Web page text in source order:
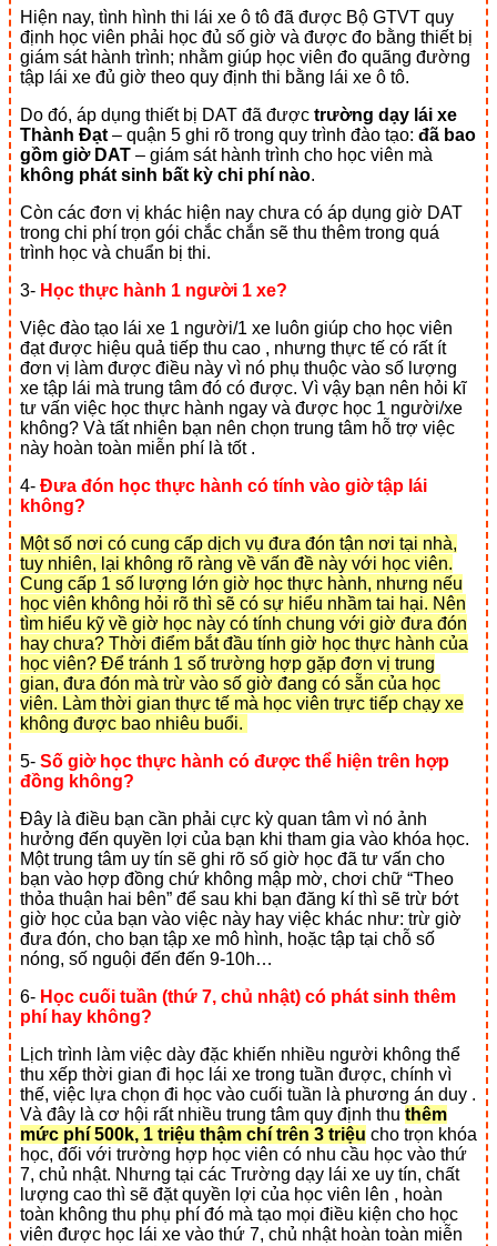
Hiện nay, tình hình thi lái xe ô tô đã được Bộ GTVT quy
định học viên phải học đủ số giờ và được đo bằng thiết bị
giám sát hành trình; nhằm giúp học viên đo quãng đường
tập lái xe đủ giờ theo quy định thi bằng lái xe ô tô.
Do đó, áp dụng thiết bị DAT đã được trường dạy lái xe
Thành Đạt – quận 5 ghi rõ trong quy trình đào tạo: đã bao
gồm giờ DAT – giám sát hành trình cho học viên mà
không phát sinh bất kỳ chi phí nào.
Còn các đơn vị khác hiện nay chưa có áp dụng giờ DAT
trong chi phí trọn gói chắc chắn sẽ thu thêm trong quá
trình học và chuẩn bị thi.
3- Học thực hành 1 người 1 xe?
Việc đào tạo lái xe 1 người/1 xe luôn giúp cho học viên
đạt được hiệu quả tiếp thu cao , nhưng thực tế có rất ít
đơn vị làm được điều này vì nó phụ thuộc vào số lượng
xe tập lái mà trung tâm đó có được. Vì vậy bạn nên hỏi kĩ
tư vấn việc học thực hành ngay và được học 1 người/xe
không? Và tất nhiên bạn nên chọn trung tâm hỗ trợ việc
này hoàn toàn miễn phí là tốt .
4- Đưa đón học thực hành có tính vào giờ tập lái
không?
Một số nơi có cung cấp dịch vụ đưa đón tận nơi tại nhà,
tuy nhiên, lại không rõ ràng về vấn đề này với học viên.
Cung cấp 1 số lượng lớn giờ học thực hành, nhưng nếu
học viên không hỏi rõ thì sẽ có sự hiểu nhầm tai hại. Nên
tìm hiểu kỹ về giờ học này có tính chung với giờ đưa đón
hay chưa? Thời điểm bắt đầu tính giờ học thực hành của
học viên? Để tránh 1 số trường hợp gặp đơn vị trung
gian, đưa đón mà trừ vào số giờ đang có sẵn của học
viên. Làm thời gian thực tế mà học viên trực tiếp chạy xe
không được bao nhiêu buổi.
5- Số giờ học thực hành có được thể hiện trên hợp
đồng không?
Đây là điều bạn cần phải cực kỳ quan tâm vì nó ảnh
hưởng đến quyền lợi của bạn khi tham gia vào khóa học.
Một trung tâm uy tín sẽ ghi rõ số giờ học đã tư vấn cho
bạn vào hợp đồng chứ không mập mờ, chơi chữ “Theo
thỏa thuận hai bên” để sau khi bạn đăng kí thì sẽ trừ bớt
giờ học của bạn vào việc này hay việc khác như: trừ giờ
đưa đón, cho bạn tập xe mô hình, hoặc tập tại chỗ số
nóng, số nguội đến đến 9-10h…
6- Học cuối tuần (thứ 7, chủ nhật) có phát sinh thêm
phí hay không?
Lịch trình làm việc dày đặc khiến nhiều người không thể
thu xếp thời gian đi học lái xe trong tuần được, chính vì
thế, việc lựa chọn đi học vào cuối tuần là phương án duy .
Và đây là cơ hội rất nhiều trung tâm quy định thu thêm
mức phí 500k, 1 triệu thậm chí trên 3 triệu cho trọn khóa
học, đối với trường hợp học viên có nhu cầu học vào thứ
7, chủ nhật. Nhưng tại các Trường dạy lái xe uy tín, chất
lượng cao thì sẽ đặt quyền lợi của học viên lên , hoàn
toàn không thu phụ phí đó mà tạo mọi điều kiện cho học
viên được học lái xe vào thứ 7, chủ nhật hoàn toàn miễn